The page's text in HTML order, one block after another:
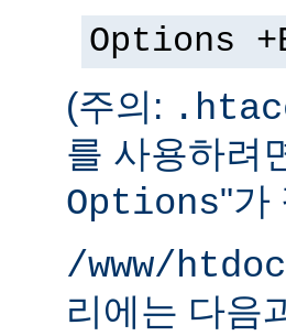
Options
(주의:
를 사용하려
Options"가
/www/
리에는 다음